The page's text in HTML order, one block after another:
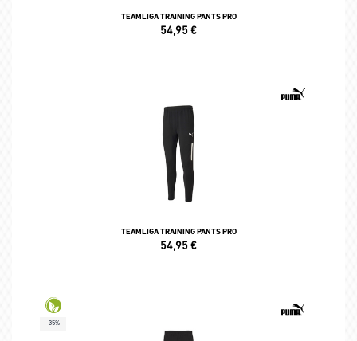
TEAMLIGA TRAINING PANTS PRO
54,95€
TEAMLIGA TRAINING PANTS PRO
54,95€
-35%